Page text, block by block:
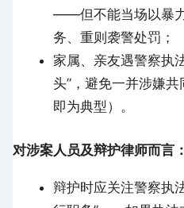
——但不能当场以暴
务、重则袭警处罚；
家属、亲友遇警察执
头”，避免一并涉嫌
即为典型）。
对涉案人员及辩护律师而言：
辩护时应关注警察执